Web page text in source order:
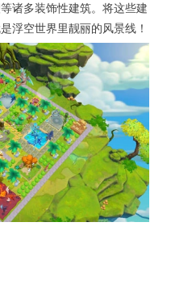
诸多装饰性建筑。将这些建
浮空世界里靓丽的风景线！